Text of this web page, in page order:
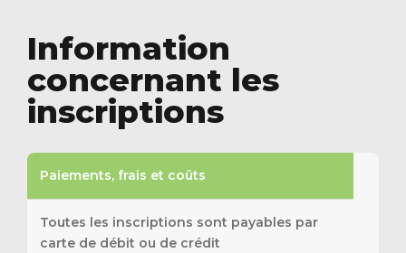
Information
concernant les
inscriptions
Paiements, frais et coûts
Toutes les inscriptions sont payables par
carte de débit ou de crédit